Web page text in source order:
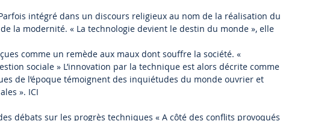
intégré dans un discours religieux au nom de la réalisation du
la modernité. « La technologie devient le destin du monde », elle
comme un remède aux maux dont souffre la société. «
sociale » L’innovation par la technique est alors décrite comme
de l’époque témoignent des inquiétudes du monde ouvrier et
». ICI
débats sur les progrès techniques « A côté des conflits provoqués